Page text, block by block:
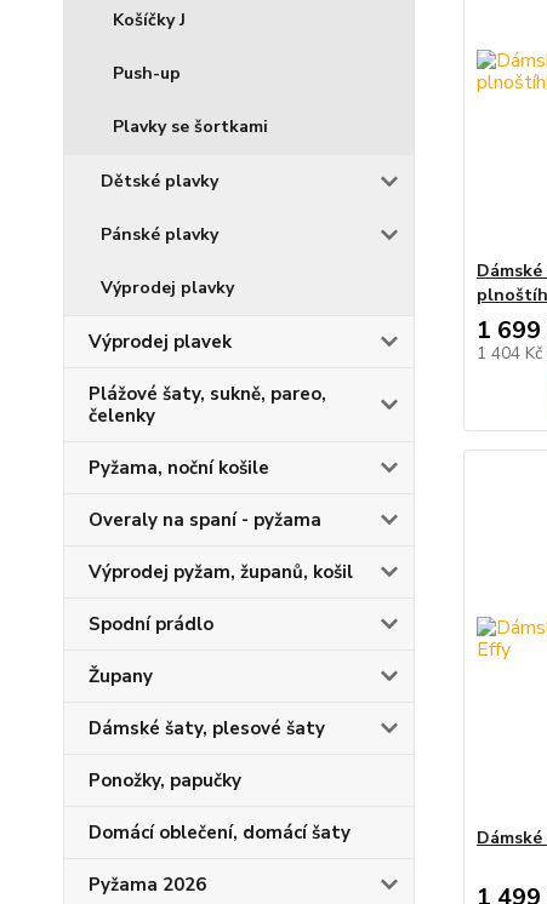
Košíčky J
Push-up
Plavky se šortkami
Dětské plavky
Pánské plavky
Výprodej plavky
Výprodej plavek
Plážové šaty, sukně, pareo,
čelenky
Pyžama, noční košile
Overaly na spaní - pyžama
Výprodej pyžam, županů, košil
Spodní prádlo
Župany
Dámské šaty, plesové šaty
Ponožky, papučky
Domácí oblečení, domácí šaty
Pyžama 2026
1 699
1 404 Kč
1 499